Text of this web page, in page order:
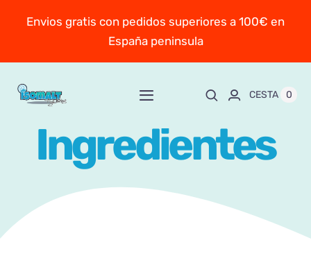
Envios gratis con pedidos superiores a 100€ en
España peninsula
Toggle
Inicio
CESTA 0
Ingredientes